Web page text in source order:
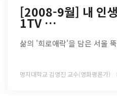
[2008-9월] 내 인
1TV …
삶의 '희로애락'을 담은 서울
명지대학교 김영진 교수(영화평론가)